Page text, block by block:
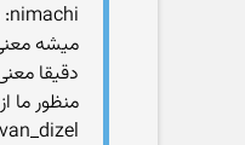
nimachi: سلام.
میشه
دقیقا
منظور